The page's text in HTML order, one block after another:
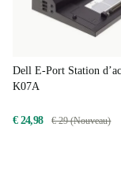
Dell E-Port Station
K07A
€ 24,98 € 29 (Nouveau)